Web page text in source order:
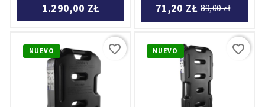
1.290,00 ZŁ 71,20 ZŁ 89,00 zł
NUEVO favorite_border NUEVO favorite_border